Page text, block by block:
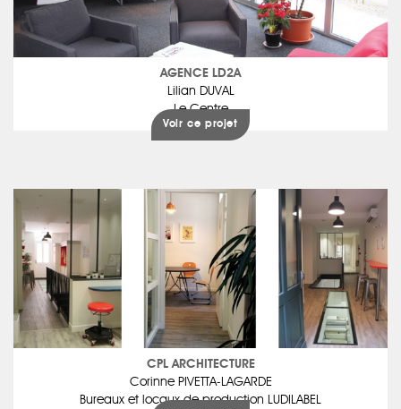
AGENCE LD2A
Lilian DUVAL
Le Centre
Voir ce projet
CPL ARCHITECTURE
Corinne PIVETTA-LAGARDE
Bureaux et locaux de production LUDILABEL